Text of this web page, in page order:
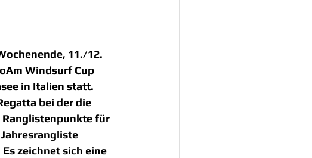
11./12.
Windsurf Cup
in Italien statt.
bei der die
Ranglistenpunkte für
zeichnet sich eine